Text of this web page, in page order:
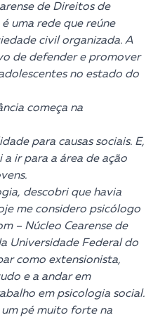
de Direitos de
uma rede que reúne
civil organizada. A
de defender e promover
no estado do
começa na
para causas sociais. E,
a ir para a área de ação
descobri que havia
me considero psicólogo
– Núcleo Cearense de
Universidade Federal do
como extensionista,
e a andar em
em psicologia social.
pé muito forte na